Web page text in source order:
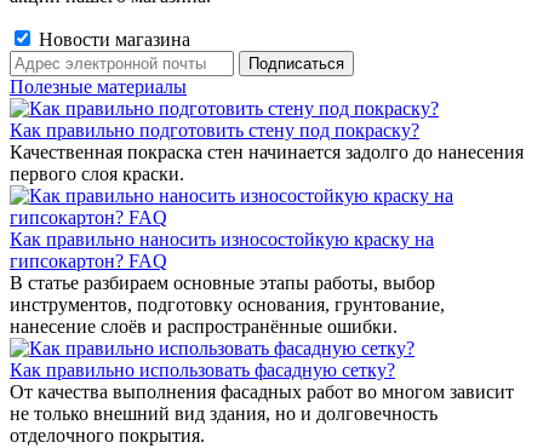
Новости магазина
Полезные материалы
Как правильно подготовить стену под покраску?
Качественная покраска стен начинается задолго до нанесения
первого слоя краски.
Как правильно наносить износостойкую краску на
гипсокартон? FAQ
В статье разбираем основные этапы работы, выбор
инструментов, подготовку основания, грунтование,
нанесение слоёв и распространённые ошибки.
Как правильно использовать фасадную сетку?
От качества выполнения фасадных работ во многом зависит
не только внешний вид здания, но и долговечность
отделочного покрытия.